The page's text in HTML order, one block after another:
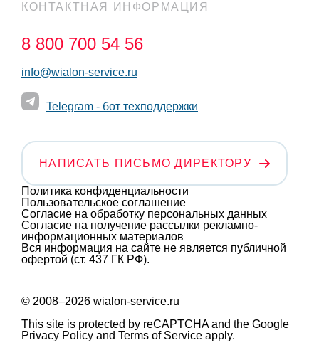
КОНТАКТНАЯ ИНФОРМАЦИЯ
8 800 700 54 56
info@wialon-service.ru
Telegram - бот техподдержки
© 2008–2026 wialon-service.ru
This site is protected by reCAPTCHA and the Google
Privacy Policy and Terms of Service apply.
НАПИСАТЬ ПИСЬМО ДИРЕКТОРУ
Политика конфиденциальности
Пользовательское соглашение
Согласие на обработку персональных данных
Согласие на получение рассылки рекламно-
информационных материалов
Вся информация на сайте не является публичной
офертой (ст. 437 ГК РФ).